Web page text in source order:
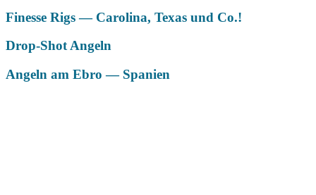
Finesse Rigs — Carolina, Texas und Co.!
Drop-Shot Angeln
Angeln am Ebro — Spanien